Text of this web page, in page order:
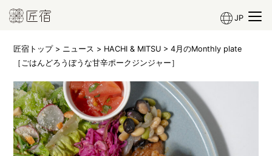
JP
匠宿トップ> ニュース > HACHI & MITSU > 4月のMonthly plate
［ごはんどろうぼうな甘辛ポークジンジャー］